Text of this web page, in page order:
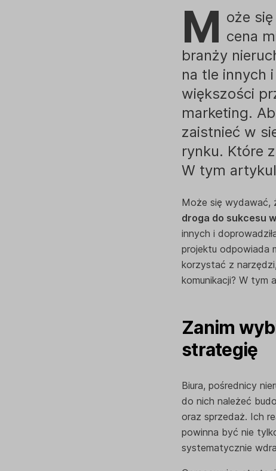
M oże
cena
branży
na tle innych
większości
marketing.
zaistnieć w
rynku. Które
W tym
Może się wydawać,
droga do sukcesu
innych i
projektu odpowiada
korzystać z
komunikacji? W tym
Zanim
strategię
Biura, pośrednicy
do nich należeć
oraz sprzedaż. Ich
powinna być nie
systematycznie